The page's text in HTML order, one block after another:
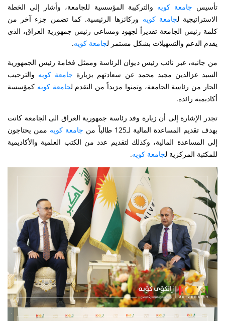
تأسيس
جامعة كويە
والتركيبة المؤسسية للجامعة، وأشار إلى الخطة
الاستراتيجية لجامعة كويە
ورکائزها الرئيسية. كما تضمن جزء آخر من
كلمة رئيس الجامعة تقديراً لجهود ومساعي رئيس جمهورية العراق، الذي
يقدم الدعم والتسهيلات بشكل مستمر لجامعة كويە.
من جانبه، عبر نائب رئيس ديوان الرئاسة وممثل فخامة رئيس الجمهورية
السید عزالدين مجيد محمد عن سعادتهم بزيارة جامعة كويە والترحيب
الحار من رئاسة الجامعة، وتمنوا مزيداً من التقدم لجامعة كويە كمؤسسة
أكاديمية رائدة.
تجدر الإشارة إلى أن زیارة وفد رئاسة جمهورية العراق الی الجامعة کانت
بهدف تقديم المساعدة المالية لـ125 طالباً من
جامعة كويە ممن يحتاجون
إلى المساعدة المالية، وكذلك لتقديم عدد من الكتب العلمية والأكاديمية
للمكتبة المركزية لجامعة كويە.